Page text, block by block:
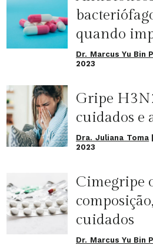
quando
Dr. Marcus Yu Bin
2023
Gripe
cuidados e
Dra. Juliana Toma
2023
Cimegripe
cuidados
Dr. Marcus Yu Bin